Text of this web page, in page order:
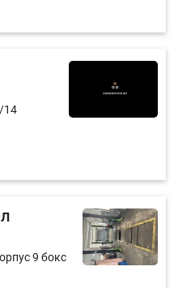
14
9 бокс